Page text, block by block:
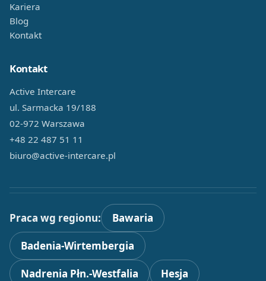
Kariera
Blog
Kontakt
Kontakt
Active Intercare
ul. Sarmacka 19/188
02-972 Warszawa
+48 22 487 51 11
biuro@active-intercare.pl
Praca wg regionu: Bawaria
Badenia-Wirtembergia
Nadrenia Płn.-Westfalia Hesja